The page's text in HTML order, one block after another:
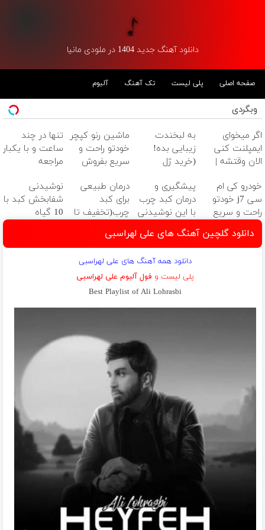
دانلود آهنگ جدید 1404 در ملودی مانیا
صفحه اصلی پلی لیست تک آهنگ آلبوم
وبگردی
اگر میخوای
ایمپلنت کنی
الان وقتشه |
میلیون تومان!!!
به لبخندت
زیبایی بده!
(خرید ژل
دندان
با40%تخفیف)
ماشین رنو کپچر
خودتو راحت و
سریع بفروش
تنها در چند
ساعت و با یکبار
مراجعه
خودرو کی ام
سی j7 خودتو
راحت و سریع
بفروشش
پیشگیری و
درمان کبد چرب
با این نوشیدنی
گیاهی
درمان طبیعی
برای کبد
چرب(تخفیف تا
نوشیدنی
شفابخش کبد با
10 گیاه
دانلود گلچین آهنگ های علی لهراسبی
دانلود همه آهنگ های علی لهراسبی
پلی لیست و فول آلبوم علی لهراسبی
Best Playlist of Ali Lohrasbi